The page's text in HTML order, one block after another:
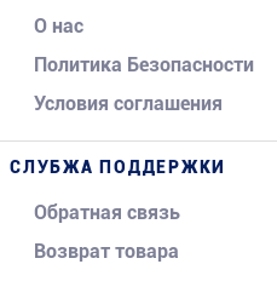
О нас
Политика Безопасности
Условия соглашения
СЛУБЖА ПОДДЕРЖКИ
Обратная связь
Возврат товара